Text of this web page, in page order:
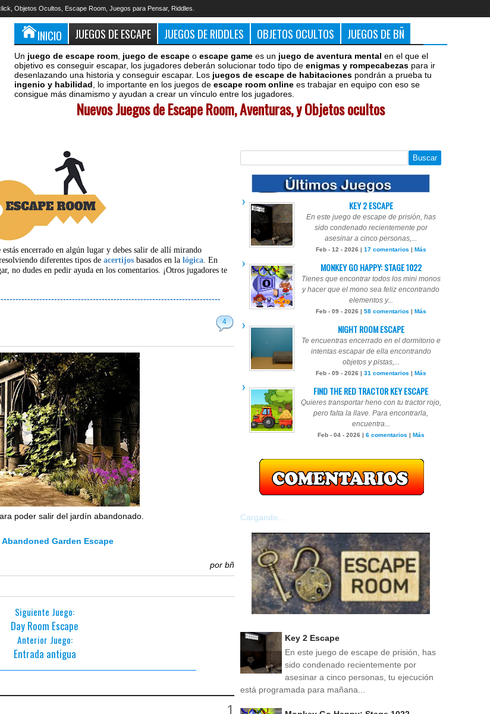
Objetos Ocultos, Escape Room, Juegos para Pensar, Riddles.
INICIO JUEGOS DE ESCAPE JUEGOS DE RIDDLES OBJETOS OCULTOS JUEGOS DE BÑ
Un juego de escape room juego de escape o escape game es un juego de aventura mental en el que el
objetivo es conseguir escapar, los jugadores deberán solucionar todo tipo de enigmas y rompecabezas para ir
desenlazando una historia y conseguir escapar. Los juegos de escape de habitaciones pondrán a prueba tu
ingenio y habilidad , lo importante en los juegos de escape room online es trabajar en equipo con eso se
consigue más dinamismo y ayudan a crear un vínculo entre los jugadores.
Nuevos Juegos de Escape Room, Aventuras, y Objetos ocultos
estás encerrado en algún lugar y debes salir de allí mirando
diferentes tipos deacertijos basados en lalógica. En
no dudes en pedir ayuda en los comentarios. ¡Otros jugadores te
4
poder salir del jardín abandonado.
Garden Escape
por bñ
Siguiente Juego:
Day Room Escape
Anterior Juego:
Entrada antigua
KEY 2 ESCAPE
En este juego de escape de prisión, has
sido condenado recientemente por
asesinar a cinco personas,...
Feb - 12 - 2026 | 17 comentarios | Más
MONKEY GO HAPPY: STAGE 1022
Tienes que encontrar todos los mini monos
y hacer que el mono sea feliz encontrando
elementos y...
Feb - 09 - 2026 | 58 comentarios | Más
NIGHT ROOM ESCAPE
Te encuentras encerrado en el dormitorio e
intentas escapar de ella encontrando
objetos y pistas,...
Feb - 09 - 2026 | 31 comentarios | Más
FIND THE RED TRACTOR KEY ESCAPE
Quieres transportar heno con tu tractor rojo,
pero falta la llave. Para encontrarla,
encuentra...
Feb - 04 - 2026 | 6 comentarios | Más
Cargando...
Key 2 Escape
En este juego de escape de prisión, has
sido condenado recientemente por
asesinar a cinco personas, tu ejecución
está programada para mañana...